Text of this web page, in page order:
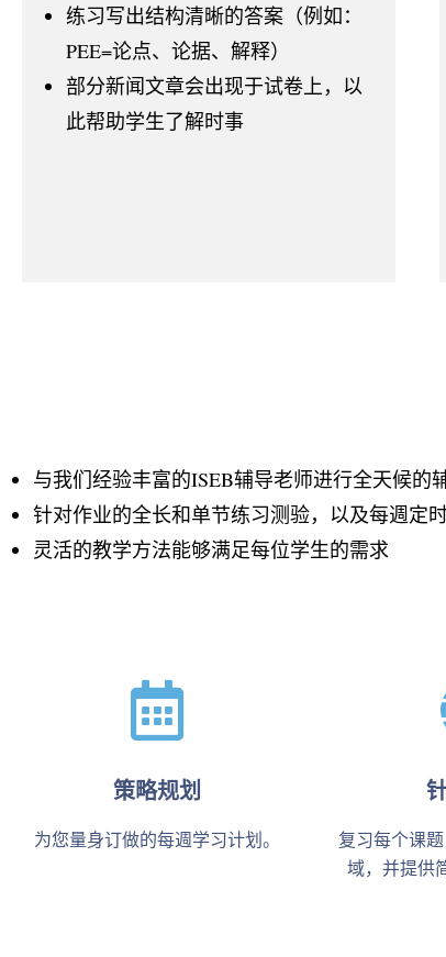
练习写出结构清晰的答案（例如：
PEE=论点、论据、解释）
部分新闻文章会出现于试卷上，以
此帮助学生了解时事
与我们经验丰富的ISEB辅导老师进行全天候的
针对作业的全长和单节练习测验，以及每週定
灵活的教学方法能够满足每位学生的需求
策略规划
为您量身订做的每週学习计划。
复习每个课
域，并提供